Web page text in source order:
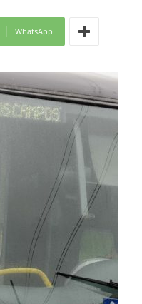
WhatsApp